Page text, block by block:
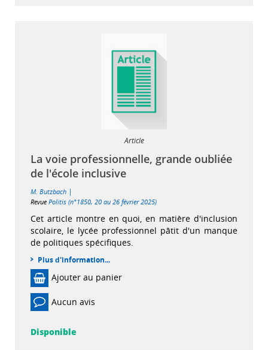
Article
La voie professionnelle, grande oubliée
de l'école inclusive
M. Butzbach |
Revue Politis (n°1850, 20 au 26 février 2025)
Cet article montre en quoi, en matière d'inclusion
scolaire, le lycée professionnel pâtit d'un manque
de politiques spécifiques.
Plus d'information...
Ajouter au panier
Aucun avis
Disponible